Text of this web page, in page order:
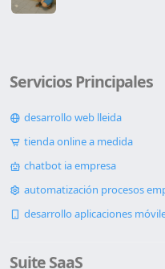
Servicios Principales
desarrollo web lleida
tienda online a medida
chatbot ia empresa
automatización procesos
desarrollo aplicaciones
Suite SaaS